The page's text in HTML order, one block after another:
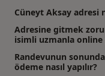
Cüneyt Aksay adresi
Adresine gitmek
isimli uzmanla
Randevunun
ödeme nasıl yapılır?